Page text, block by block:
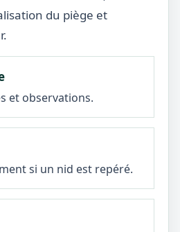
du piège et
et observations.
si un nid est repéré.